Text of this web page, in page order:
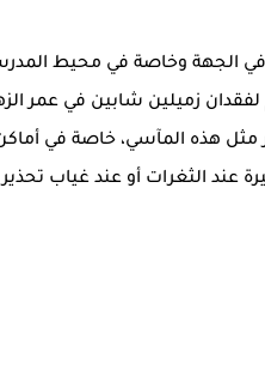
في الجهة وخاصة في محيط
زميلين شابين في عمر
هذه المآسي، خاصة في أماكن
عند الثغرات أو عند غياب تحذير